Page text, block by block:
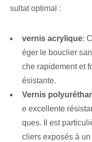
sultat optimal :
vernis acrylique:
éger le bouclier
che rapidement et
ésistante.
Vernis
e excellente
ques. Il est
cliers exposés à